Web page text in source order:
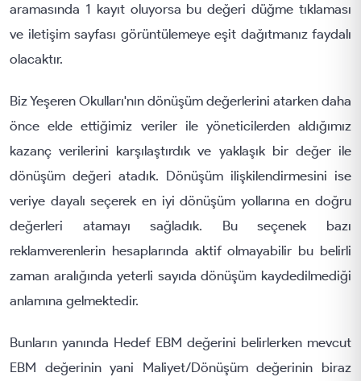
aramasında 1 kayıt oluyorsa bu değeri düğme tıklaması
ve iletişim sayfası görüntülemeye eşit dağıtmanız faydalı
olacaktır.
Biz Yeşeren Okulları'nın dönüşüm değerlerini atarken daha
önce elde ettiğimiz veriler ile yöneticilerden aldığımız
kazanç verilerini karşılaştırdık ve yaklaşık bir değer ile
dönüşüm değeri atadık. Dönüşüm ilişkilendirmesini ise
veriye dayalı seçerek en iyi dönüşüm yollarına en doğru
değerleri atamayı sağladık. Bu seçenek bazı
reklamverenlerin hesaplarında aktif olmayabilir bu belirli
zaman aralığında yeterli sayıda dönüşüm kaydedilmediği
anlamına gelmektedir.
Bunların yanında Hedef EBM değerini belirlerken mevcut
EBM değerinin yani Maliyet/Dönüşüm değerinin biraz